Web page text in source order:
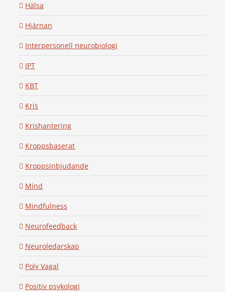
Hälsa
Hjärnan
Interpersonell neurobiologi
IPT
KBT
Kris
Krishantering
Kroppsbaserat
Kroppsinbjudande
Mind
Mindfulness
Neurofeedback
Neuroledarskap
Poly Vagal
Positiv psykologi